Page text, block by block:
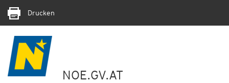
Drucken
NOE.GV.AT